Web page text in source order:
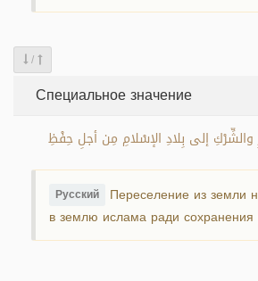
/
Специальное значение
والشِّرْكِ إلى بِلادِ الإسْلامِ مِن أجلِ حِفْظِ
Русский Переселение из земли
в землю ислама ради сохранения